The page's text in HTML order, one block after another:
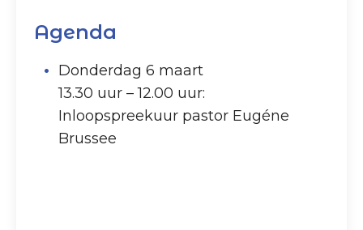
Agenda
Donderdag 6 maart
13.30 uur – 12.00 uur:
Inloopspreekuur pastor Eugéne
Brussee